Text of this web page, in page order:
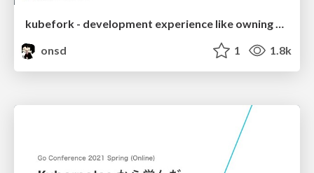
kubefork - development experience like owning your own cluster
onsd
1 1.8k